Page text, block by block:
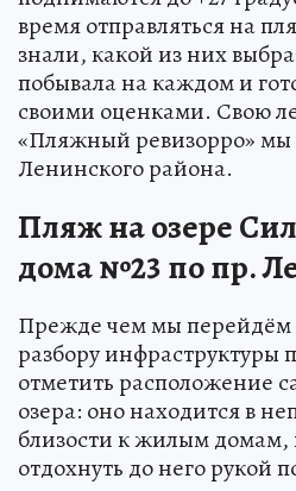
время отправляться на
знали, какой из них
побывала на каждом и
своими оценками. Свою
«Пляжный ревизорро» мы
Ленинского района.
Пляж на озере
дома №23 по пр.
Прежде чем мы перейдём
разбору инфраструктуры
отметить расположение
озера: оно находится в
близости к жилым
отдохнуть до него рукой